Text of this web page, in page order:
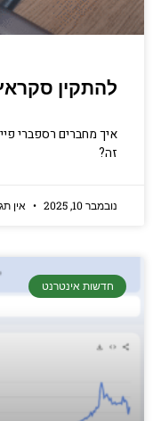
להתקין
זה?
נובמבר 10, 2025 אין
חדשות אינטרנט